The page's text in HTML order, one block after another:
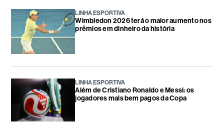
LINHA ESPORTIVA
Wimbledon 2026 terá o maior aumento nos
prêmios em dinheiro da história
LINHA ESPORTIVA
Além de Cristiano Ronaldo e Messi: os
jogadores mais bem pagos da Copa